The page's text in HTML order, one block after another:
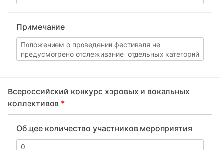
Примечание
Всероссийский конкурс хоровых и вокальных
коллективов *
Общее количество участников мероприятия